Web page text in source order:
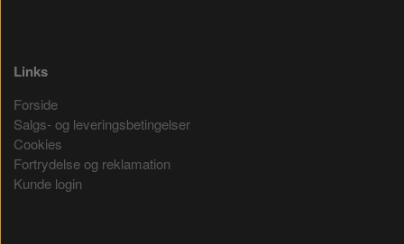
Links
Forside
Salgs- og leveringsbetingelser
Cookies
Fortrydelse og reklamation
Kunde login